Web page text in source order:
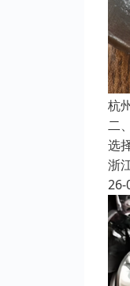
杭
二
选
浙
26-